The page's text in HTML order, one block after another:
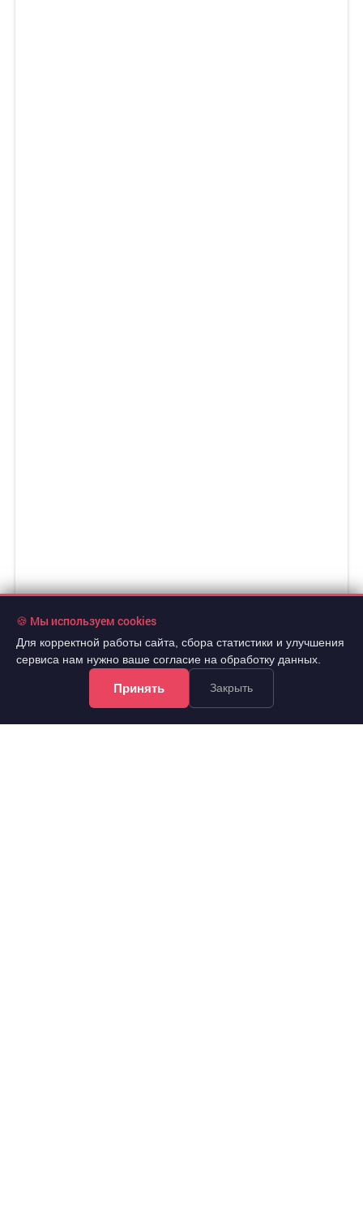
🍪 Мы используем cookies
Для корректной работы сайта, сбора статистики и улучшения
сервиса нам нужно ваше согласие на обработку данных.
Принять Закрыть